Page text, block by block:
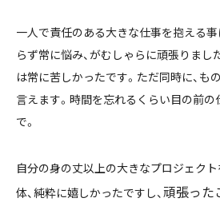
一人で責任のある大きな仕事を抱える事
らず常に悩み、がむしゃらに頑張りまし
は常に苦しかったです。ただ同時に、も
言えます。時間を忘れるくらい目の前
で。
自分の身の丈以上の大きなプロジェク
体、純粋に嬉しかったですし、 頑張った